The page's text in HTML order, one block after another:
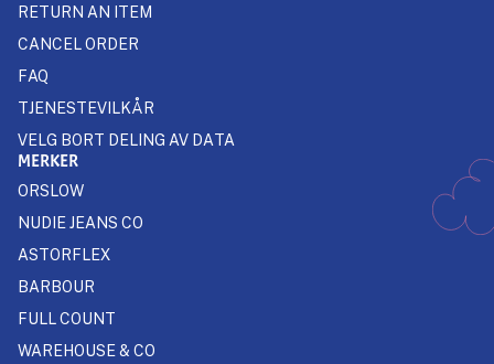
RETURN AN ITEM
CANCEL ORDER
FAQ
TJENESTEVILKÅR
VELG BORT DELING AV DATA
MERKER
ORSLOW
NUDIE JEANS CO
ASTORFLEX
BARBOUR
FULL COUNT
WAREHOUSE & CO